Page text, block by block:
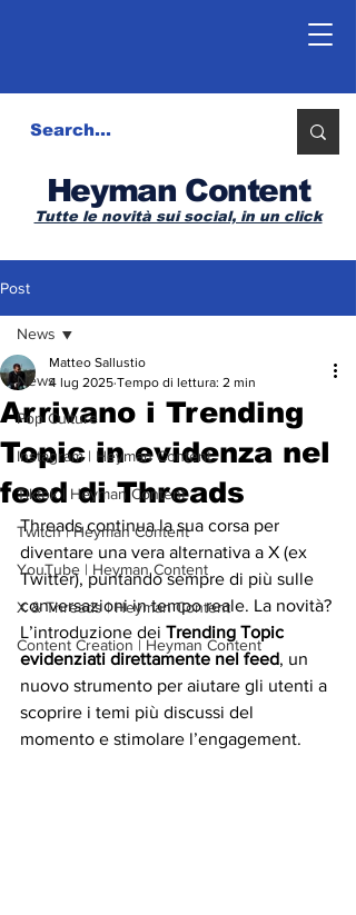
Heyman Content
Tutte le novità sui social, in un click
Post
News
Pop Culture
Instagram | Heyman Content
Tiktok | Heyman Content
Twitch | Heyman Content
YouTube | Heyman Content
X & Threads | Heyman Content
Content Creation | Heyman Content
News
Arrivano i Trending
Topic in evidenza nel
feed di Threads
Matteo Sallustio
4 lug 2025 Tempo di lettura: 2 min
Threads continua la sua corsa per
diventare una vera alternativa a X (ex
Twitter), puntando sempre di più sulle
conversazioni in tempo reale. La novità?
L’introduzione dei Trending Topic
evidenziati direttamente nel feed, un
nuovo strumento per aiutare gli utenti a
scoprire i temi più discussi del
momento e stimolare l’engagement.